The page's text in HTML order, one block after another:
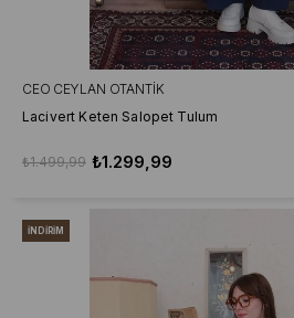
CEO CEYLAN OTANTIK
Lacivert Keten Salopet Tulum
₺1.299,99
₺1.499,99
İNDIRIM